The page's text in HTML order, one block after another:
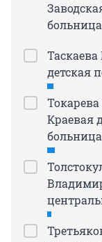
больница
детская
Краевая
больница